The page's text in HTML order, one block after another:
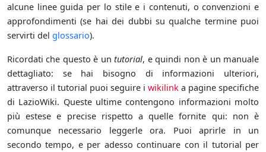
alcune linee guida per lo stile e i contenuti, o convenzioni e
approfondimenti (se hai dei dubbi su qualche termine puoi
servirti del glossario).
Ricordati che questo è untutorial, e quindi non è un manuale
dettagliato: se hai bisogno di informazioni ulteriori,
attraverso il tutorial puoi seguire i wikilink a pagine specifiche
di LazioWiki. Queste ultime contengono informazioni molto
più estese e precise rispetto a quelle fornite qui: non è
comunque necessario leggerle ora. Puoi aprirle in un
secondo tempo, e per adesso continuare con il tutorial per